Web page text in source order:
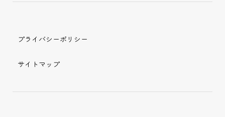
プライバシーポリシー
サイトマップ